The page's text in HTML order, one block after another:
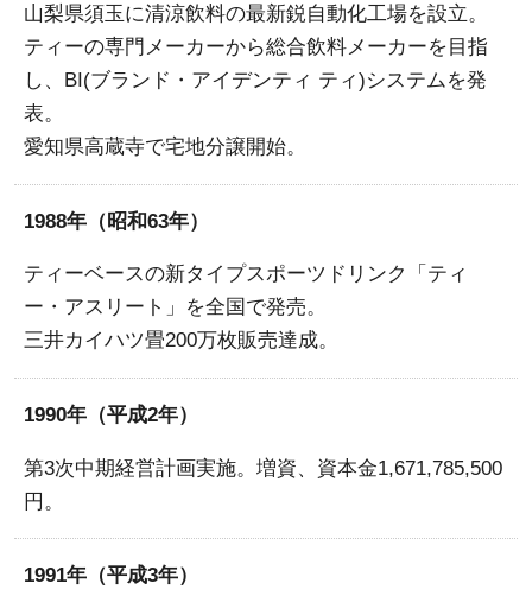
山梨県須玉に清涼飲料の最新鋭自動化工場を設立。
ティーの専門メーカーから総合飲料メーカーを目指
し、BI(ブランド・アイデンティ ティ)システムを発
表。
愛知県高蔵寺で宅地分譲開始。
1988年（昭和63年）
ティーベースの新タイプスポーツドリンク「ティ
ー・アスリート」を全国で発売。
三井カイハツ畳200万枚販売達成。
1990年（平成2年）
第3次中期経営計画実施。増資、資本金1,671,785,500
円。
1991年（平成3年）